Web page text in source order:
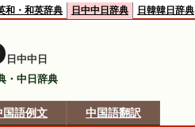
和・和英辞典 日中中日辞典 日韓韓日辞典
日中中日
・中日辞典
国語例文 中国語翻訳